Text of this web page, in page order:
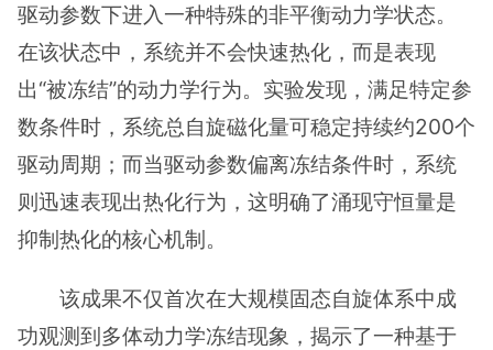
驱动参数下进入一种特殊的非平衡动力学状态。
在该状态中，系统并不会快速热化，而是表现
出“被冻结”的动力学行为。实验发现，满足特定参
数条件时，系统总自旋磁化量可稳定持续约200个
驱动周期；而当驱动参数偏离冻结条件时，系统
则迅速表现出热化行为，这明确了涌现守恒量是
抑制热化的核心机制。
该成果不仅首次在大规模固态自旋体系中成
功观测到多体动力学冻结现象，揭示了一种基于